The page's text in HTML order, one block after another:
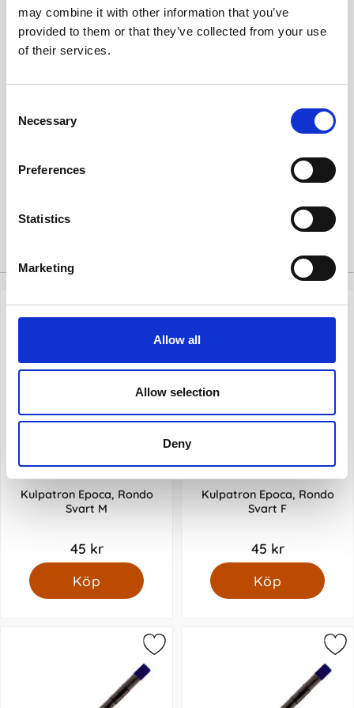
may combine it with other information that you’ve
provided to them or that they’ve collected from your use
of their services.
Selection
Necessary
Preferences
Statistics
Marketing
Allow all
Allow selection
Deny
Filofax dagbok Personal
129 kr/st
Köp
Kalender Väggblad Årsplan
Kulpatron Epoca, Rondo
Svart M
45 kr
Köp
Kulpatron Epoca, Rondo
Svart F
45 kr
Köp